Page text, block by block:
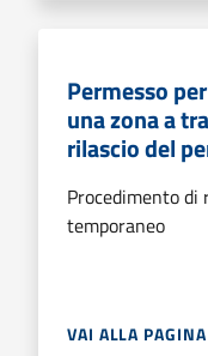
Permesso
una zona a
rilascio del
Procedimento di
temporaneo
VAI ALLA PAGINA